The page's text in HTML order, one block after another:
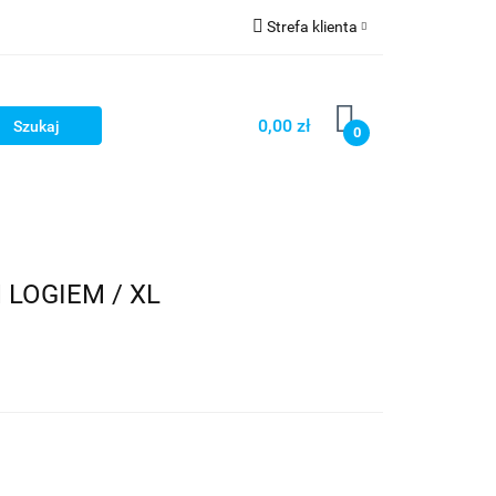
Strefa klienta
Zarejestruj się
Dodaj zgłoszenie
0,00 zł 0
LOGIEM / XL